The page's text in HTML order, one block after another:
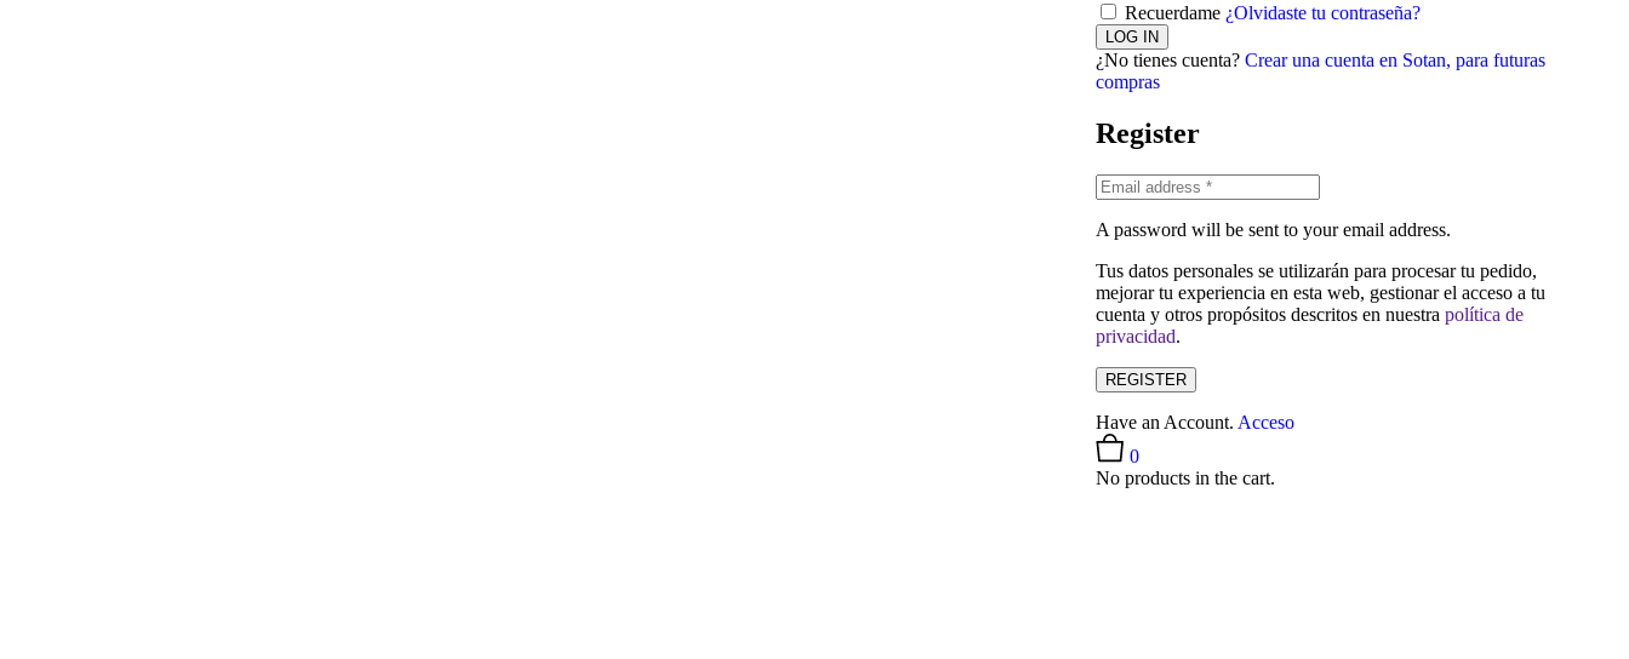
Recuerdame ¿Olvidaste tu contraseña?
¿No tienes cuenta? Crear una cuenta en Sotan, para futuras
compras
Register
A password will be sent to your email address.
Tus datos personales se utilizarán para procesar tu pedido,
mejorar tu experiencia en esta web, gestionar el acceso a tu
cuenta y otros propósitos descritos en nuestra política de
privacidad.
REGISTER
Have an Account. Acceso
0
No products in the cart.